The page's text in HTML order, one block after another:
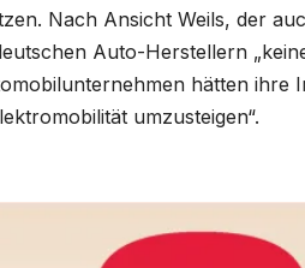
Nach Ansicht Weils, der
Auto-Herstellern
hätten ihre
umzusteigen“.